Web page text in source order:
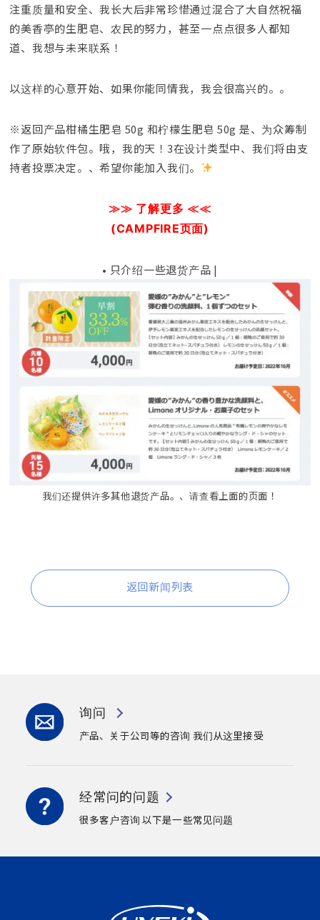
注重质量和安全、我长大后非常珍惜通过混合了大自然祝福
的美香亭的生肥皂、 农民的努力，甚至一点点很多人都知
道、我想与未来联系！
以这样的心意开始、如果你能同情我，我会很高兴的。。
※返回产品柑橘生肥皂 50g 和柠檬生肥皂 50g 是、 为众筹制
作了原始软件包。哦，我的天！ 3在设计类型中、我们将由支
持者投票决定。、希望你能加入我们。
≫≫ 了解更多 ≪≪
(CAMPFIRE页面)
• 只介绍一些退货产品 |
我们还提供许多其他退货产品。、请查看上面的页面！
返回新闻列表
询问
产品、关于公司等的咨询 我们从这里接受
经常问的问题
很多客户咨询 以下是一些常见问题